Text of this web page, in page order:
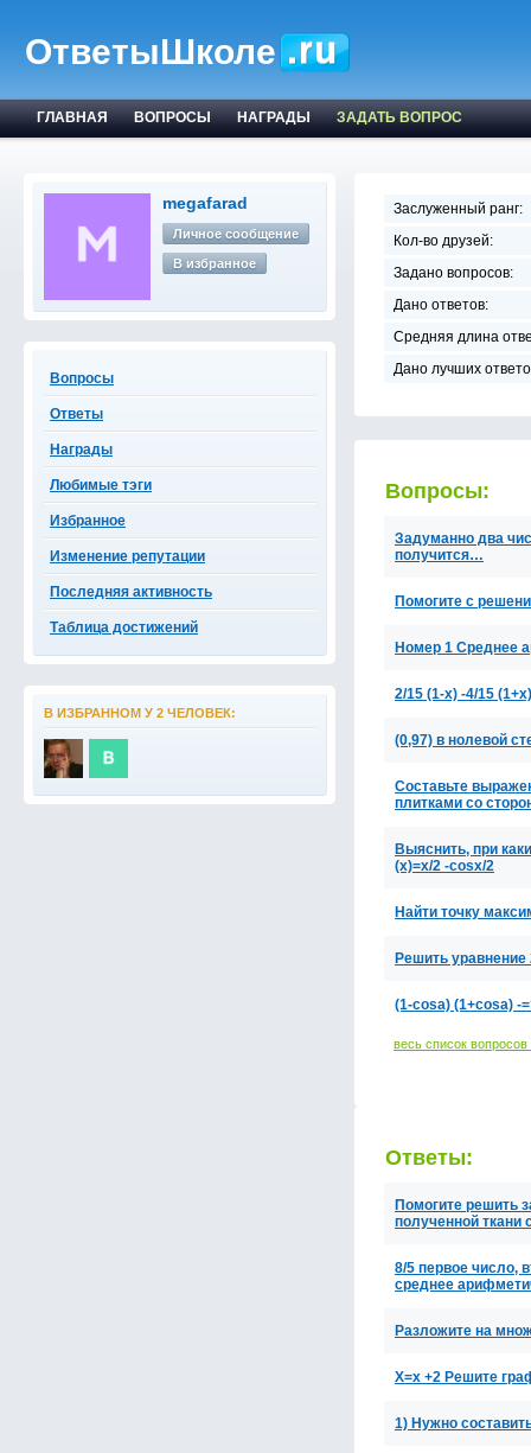
ОтветыШколе
ГЛАВНАЯ ВОПРОСЫ НАГРАДЫ ЗАДАТЬ ВОПРОС
megafarad
Личное сообщение
В избранное
Вопросы
Ответы
Награды
Любимые тэги
Избранное
Изменение репутации
Последняя активность
Таблица достижений
В ИЗБРАННОМ У 2 ЧЕЛОВЕК:
Заслуженный ранг:
Кол-во друзей:
Задано вопросов:
Дано ответов:
Средняя длина
Дано лучших
Вопросы:
Задуманно два
получится…
Помогите с
Номер 1 Среднее
2/15 (1-x) -4/15
(0,97) в нолевой
Составьте
плитками со
Выяснить, при
(x)=x/2 -cosx/2
Найти точку
Решить
(1-cosa) (1+cosa) -
весь список вопросов
Ответы:
Помогите решить
полученной
8/5 первое число,
среднее
Разложите на
Х=х +2 Решите
1) Нужно